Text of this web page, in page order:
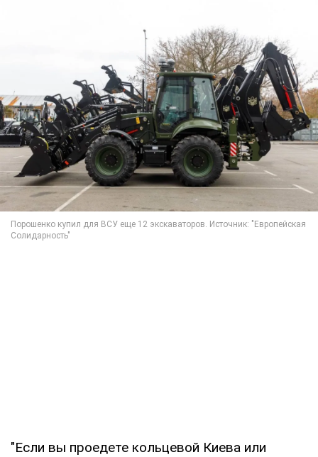
"Если вы проедете кольцевой Киева или